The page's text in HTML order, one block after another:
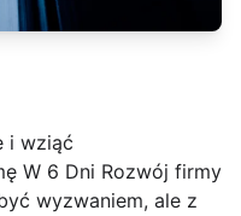
i wziąć
W 6 Dni Rozwój firmy
wyzwaniem, ale z